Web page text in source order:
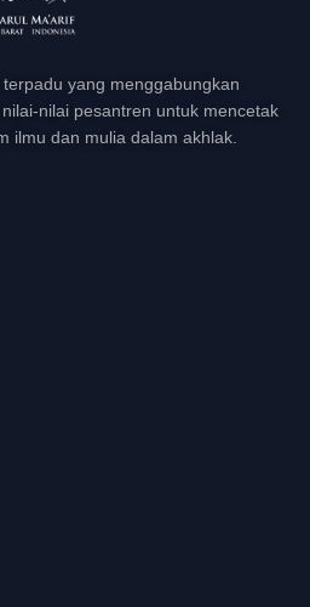
yang menggabungkan
nilai pesantren untuk mencetak
ilmu dan mulia dalam akhlak.